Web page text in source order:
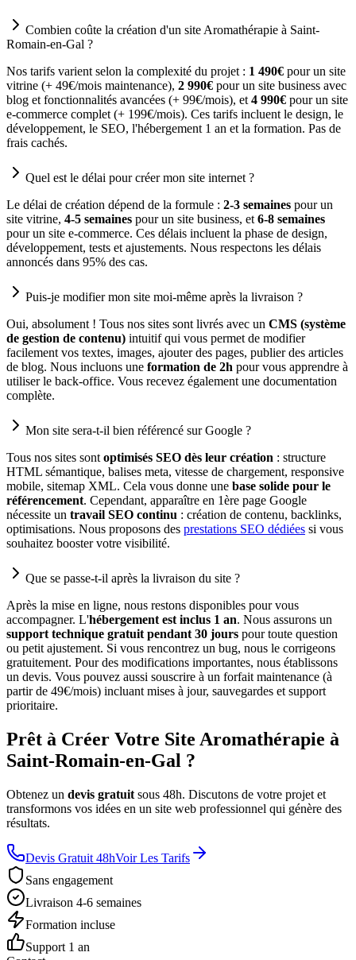
Combien coûte la création d'un site Aromathérapie à Saint-
Romain-en-Gal ?
Nos tarifs varient selon la complexité du projet : 1 490€ pour un site
vitrine (+ 49€/mois maintenance), 2 990€ pour un site business avec
blog et fonctionnalités avancées (+ 99€/mois), et 4 990€ pour un site
e-commerce complet (+ 199€/mois). Ces tarifs incluent le design, le
développement, le SEO, l'hébergement 1 an et la formation. Pas de
frais cachés.
Quel est le délai pour créer mon site internet ?
Le délai de création dépend de la formule : 2-3 semaines pour un
site vitrine, 4-5 semaines pour un site business, et 6-8 semaines
pour un site e-commerce. Ces délais incluent la phase de design,
développement, tests et ajustements. Nous respectons les délais
annoncés dans 95% des cas.
Puis-je modifier mon site moi-même après la livraison ?
Oui, absolument ! Tous nos sites sont livrés avec un CMS (système
de gestion de contenu) intuitif qui vous permet de modifier
facilement vos textes, images, ajouter des pages, publier des articles
de blog. Nous incluons une formation de 2h pour vous apprendre à
utiliser le back-office. Vous recevez également une documentation
complète.
Mon site sera-t-il bien référencé sur Google ?
Tous nos sites sont optimisés SEO dès leur création : structure
HTML sémantique, balises meta, vitesse de chargement, responsive
mobile, sitemap XML. Cela vous donne une base solide pour le
référencement. Cependant, apparaître en 1ère page Google
nécessite un travail SEO continu : création de contenu, backlinks,
optimisations. Nous proposons des prestations SEO dédiées si vous
souhaitez booster votre visibilité.
Que se passe-t-il après la livraison du site ?
Après la mise en ligne, nous restons disponibles pour vous
accompagner. L'hébergement est inclus 1 an. Nous assurons un
support technique gratuit pendant 30 jours pour toute question
ou petit ajustement. Si vous rencontrez un bug, nous le corrigeons
gratuitement. Pour des modifications importantes, nous établissons
un devis. Vous pouvez aussi souscrire à un forfait maintenance (à
partir de 49€/mois) incluant mises à jour, sauvegardes et support
prioritaire.
Prêt à Créer Votre Site Aromathérapie à
Saint-Romain-en-Gal ?
Obtenez un devis gratuit sous 48h. Discutons de votre projet et
transformons vos idées en un site web professionnel qui génère des
résultats.
Devis Gratuit 48hVoir Les Tarifs
Sans engagement
Livraison 4-6 semaines
Formation incluse
Support 1 an